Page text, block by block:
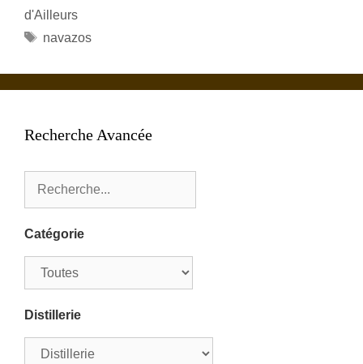
d'Ailleurs
Étiquettes
navazos
Recherche Avancée
Catégorie
Distillerie